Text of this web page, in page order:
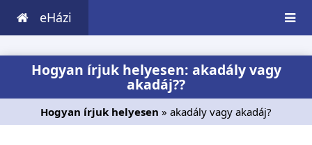
eHázi
Hogyan írjuk helyesen: akadály vagy
akadáj??
Hogyan írjuk helyesen » akadály vagy akadáj?